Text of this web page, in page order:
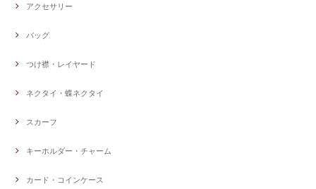
アクセサリー
バッグ
つけ襟・レイヤード
ネクタイ・蝶ネクタイ
スカーフ
キーホルダー・チャーム
カード・コインケース